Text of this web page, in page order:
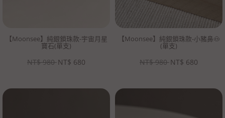
【Moonsee】純銀鎖珠款-宇宙月星
寶石(單支)
NT$ 980 NT$ 680
【Moonsee】純銀鎖珠款-小豬鼻🐽
(單支)
NT$ 980 NT$ 680